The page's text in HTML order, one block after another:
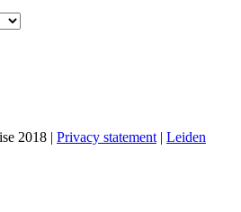
2018 | Privacy statement | Leiden